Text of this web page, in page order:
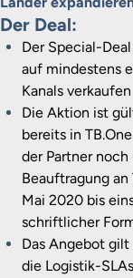
Der Deal:
Der Special-
auf mindestens
Kanals verkaufen
Die Aktion ist
bereits in
der Partner
Beauftragung
Mai 2020 bis
schriftlicher
Das Angebot
die Logistik-